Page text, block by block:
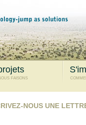
faisons
NOUS UNE